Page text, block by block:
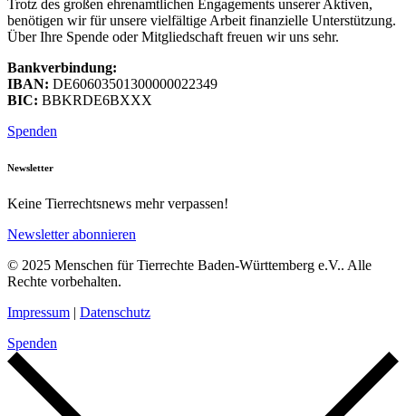
Trotz des großen ehrenamtlichen Engagements unserer Aktiven,
benötigen wir für unsere vielfältige Arbeit finanzielle Unterstützung.
Über Ihre Spende oder Mitgliedschaft freuen wir uns sehr.
Bankverbindung:
IBAN: DE60603501300000022349
BIC: BBKRDE6BXXX
Spenden
Newsletter
Keine Tierrechtsnews mehr verpassen!
Newsletter abonnieren
© 2025 Menschen für Tierrechte Baden-Württemberg e.V.. Alle
Rechte vorbehalten.
Impressum | Datenschutz
Spenden